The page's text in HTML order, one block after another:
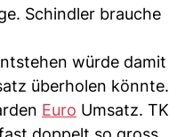
Schindler brauche
würde damit
überholen könnte.
Euro Umsatz. TK